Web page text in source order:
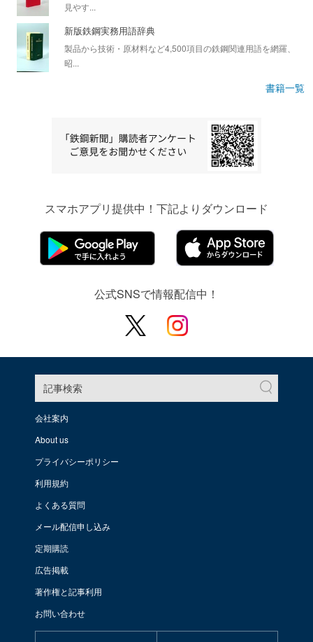
見やす...
新版鉄鋼実務用語辞典
製品から技術・原材料など4,500項目の鉄鋼関連用語を網羅、
昭...
書籍一覧
スマホアプリ提供中！下記よりダウンロード
公式SNSで情報配信中！
記事検索
会社案内
About us
プライバシーポリシー
利用規約
よくある質問
メール配信申し込み
定期購読
広告掲載
著作権と記事利用
お問い合わせ